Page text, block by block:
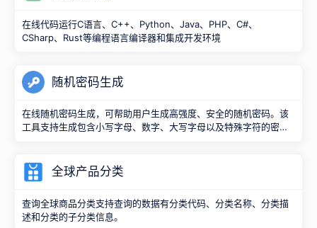
在线代码运行C语言、C++、Python、Java、PHP、C#、
CSharp、Rust等编程语言编译器和集成开发环境
随机密码生成
在线随机密码生成，可帮助用户生成高强度、安全的随机密码。该
工具支持生成包含小写字母、数字、大写字母以及特殊字符的密
全球产品分类
查询全球商品分类支持查询的数据有分类代码、分类名称、分类描
述和分类的子分类信息。